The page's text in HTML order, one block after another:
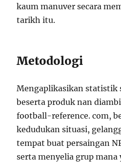
kaum manuver secara
tarikh itu.
Metodologi
Mengaplikasikan statistik
beserta produk nan
football-reference. com,
kedudukan situasi,
tempat buat persaingan
serta menyelia grup mana